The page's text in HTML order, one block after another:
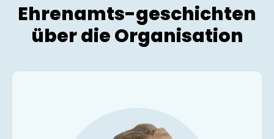
Ehrenamts-geschichten
über die Organisation